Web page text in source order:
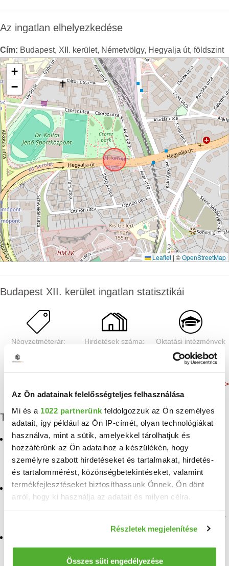
Az Ön adatainak felelősségteljes felhasználása
Mi és a 1022 partnerünk feldolgozzuk az Ön személyes
adatait, így például az Ön IP-címét, olyan technológiákat
használva, mint a sütik, amelyekkel tárolhatjuk és
hozzáférünk az Ön adataihoz a készülékén, hogy
személyre szabott hirdetéseket és tartalmakat, hirdetés-
és tartalommérést, közönségbetekintéseket, valamint
termékfejlesztéseket biztosíthassunk Önnek. Ön dönt
arról, hogy ki használja az adatait és milyen célra.
Információgyűjtés az Ön földrajzi elhelyezkedéséről
pár méteres pontossággal
Az Ön készülékén beazonosítása annak konkrét
Részletek megjelenítése
Összes süti engedélyezése
Az ingatlan elhelyezkedése
Cím: Budapest, XII. kerület, Németvölgy, Hegyalja út, földszint
+
−
Leaflet | ©OpenStreetMap
Budapest XII. kerület ingatlan statisztikái
Négyzetméterár:
1884 E Ft/m²
Hirdetések száma: Oktatási intézmények
67 db
Még több adat >
További albérletek
Kiadó iroda, üzlethelyiség,
vendeglató egység, ipari
ingatlan, hotel
Krisztinaváros
Kiadó iroda, üzlethelyiség,
vendeglató egység, ipari
vendeglató egység, ipari
ingatlan, hotel Csillebérc
ingatlan, hotel Magasút
Kiadó iroda, üzlethelyiség,
vendeglató egység, ipari
ingatlan, hotel Mártonhegy
Kiadó iroda, üzlethelyiség,
ingatlan, hotel Németvölgy
vendeglató egység, ipari
ingatlan, hotel Orbánhegy